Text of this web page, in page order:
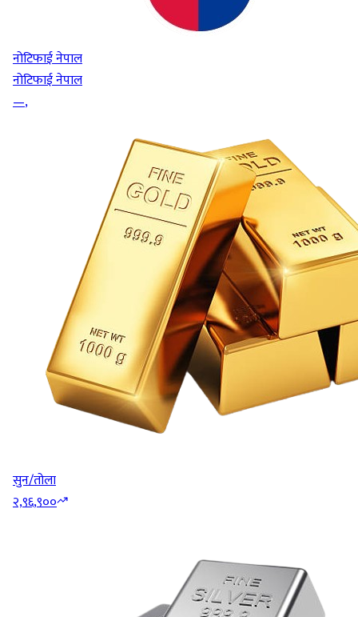
नोटिफाई नेपाल
नोटिफाई नेपाल
—,
सुन/तोला
२,९६,९००